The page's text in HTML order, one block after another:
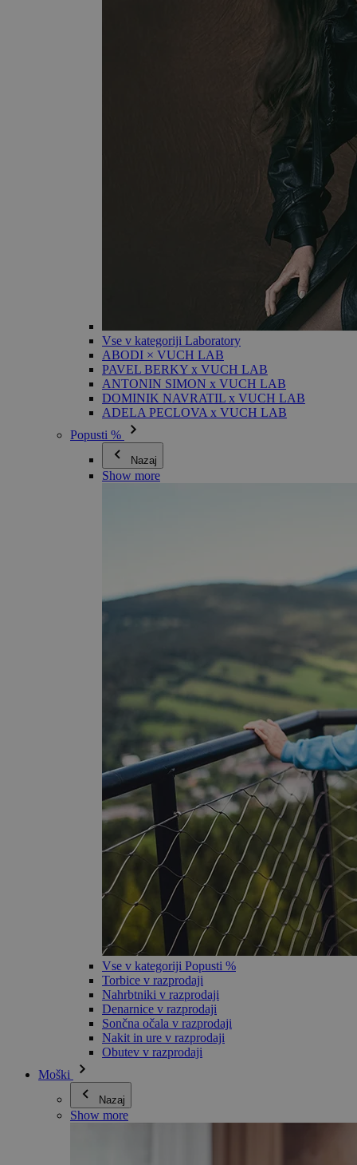
Vse v kategoriji Laboratory
ABODI × VUCH LAB
PAVEL BERKY x VUCH LAB
ANTONIN SIMON x VUCH LAB
DOMINIK NAVRATIL x VUCH LAB
ADELA PECLOVA x VUCH LAB
Popusti %
Nazaj
Show more
Vse v kategoriji Popusti %
Torbice v razprodaji
Nahrbtniki v razprodaji
Denarnice v razprodaji
Sončna očala v razprodaji
Nakit in ure v razprodaji
Obutev v razprodaji
Moški
Nazaj
Show more